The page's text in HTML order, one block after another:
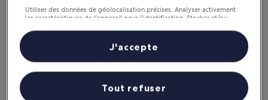
Brit Hotel Du Stade
Hébergement
3.0 étoiles
À 6,7 km de : Gare de L'Hermitage - Mordelles
(383 avis)
Utiliser des données de géolocalisation précises. Analyser activement
les caractéristiques de l’appareil pour l’identification. Stocker et/ou
personnalisés, mesure de performance des publicités et du contenu,
études d’audience et développement de services.
Liste de nos partenaires (fournisseurs)
Tout refuser
J'accepte